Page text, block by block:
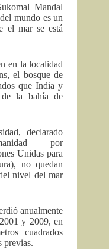
Mandal
mundo es un
el mar se está
en la localidad
el bosque de
que India y
de la bahía de
declarado
por
Unidas para
no quedan
nivel del mar
anualmente
y 2009, en
cuadrados
previas.